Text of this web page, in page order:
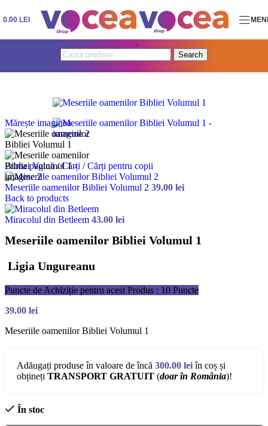
Skip to navigationSkip to main content
0.00 LEI
Search
Mărește imaginea
Prima pagină/ Cărți / Cărți pentru copii
Meseriile oamenilor Bibliei Volumul 2 39.00 lei
Back to products
Miracolul din Betleem 43.00 lei
Meseriile oamenilor Bibliei Volumul 1
Ligia Ungureanu
Puncte de Achiziție pentru acest Produs : 10 Puncte
39.00 lei
Meseriile oamenilor Bibliei Volumul 1
Adăugați produse în valoare de încă 300.00 leiîn coș și
obțineți TRANSPORT GRATUIT (doar în România)!
În stoc